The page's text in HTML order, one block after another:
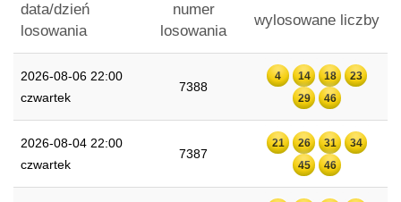
data/dzień
losowania
numer
losowania
wylosowane liczby
2026-08-06 22:00
czwartek
7388
4 14 18
23
29
46
2026-08-04 22:00
czwartek
7387
21 26 31
34
45
46